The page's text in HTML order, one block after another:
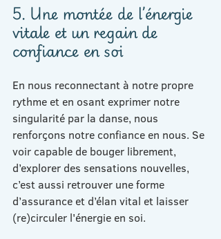
5. Une montée de l’énergie
vitale et un regain de
confiance en soi
En nous reconnectant à notre propre
rythme et en osant exprimer notre
singularité par la danse, nous
renforçons notre confiance en nous. Se
voir capable de bouger librement,
d’explorer des sensations nouvelles,
c’est aussi retrouver une forme
d’assurance et d’élan vital et laisser
(re)circuler l'énergie en soi.